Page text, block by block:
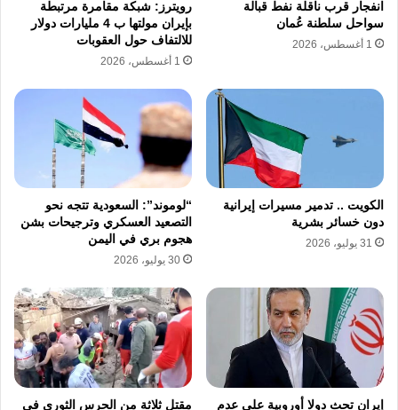
يتضمن بند “إصلاح واستبدال المعدات”، مما
يعكس حجم الأضرار المادية الجسيمة التي لحقت
نسخ الرابط
انفجار قرب ناقلة نفط قبالة
سواحل سلطنة عُمان
1 أغسطس، 2026
رويترز: شبكة مقامرة مرتبطة
بإيران مولتها ب 4 مليارات دولار
للالتفاف حول العقوبات
1 أغسطس، 2026
الكويت .. تدمير مسيرات إيرانية
دون خسائر بشرية
31 يوليو، 2026
“لوموند”: السعودية تتجه نحو
التصعيد العسكري وترجيحات بشن
هجوم بري في اليمن
30 يوليو، 2026
إيران تحث دولا أوروبية على عدم
مقتل ثلاثة من الحرس الثوري في